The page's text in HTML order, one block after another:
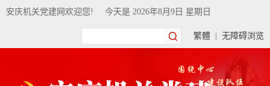
安庆机关党建网欢迎您! 今天是 2026年8月9日 星期日
繁體 无障碍浏览